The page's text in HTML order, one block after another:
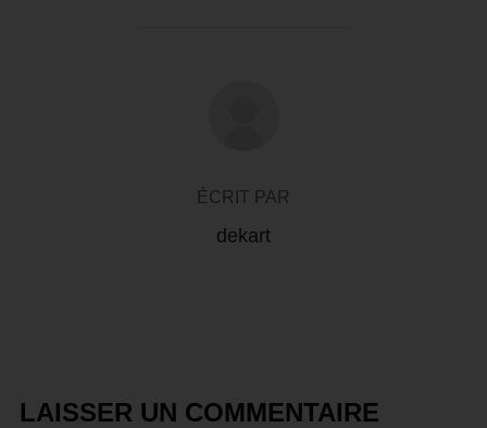
ÉCRIT PAR
dekart
LAISSER UN COMMENTAIRE